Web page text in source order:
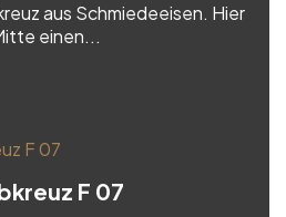
aus Schmiedeeisen. Hier
einen...
F 07